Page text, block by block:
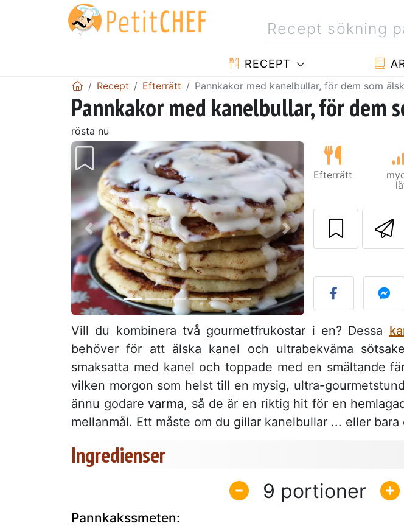
RECEPT
Recept Efterrätt Pannkakor med kanelbullar, för dem som
Pannkakor med kanelbullar, för dem
rösta nu
Föregående Nästa
Efterrätt
Vill du kombinera två gourmetfrukostar i en? Dessa
behöver för att älska kanel och ultrabekväma
smaksatta med kanel och toppade med en smältande
vilken morgon som helst till en mysig, ultra-
ännu godarevarma, så de är en riktig hit för en
mellanmål. Ett måste om du gillar kanelbullar ... eller bara
Ingredienser
9
Pannkakssmeten: